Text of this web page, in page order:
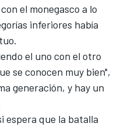
el monegasco a lo
inferiores había
el uno con el otro
se conocen muy bien",
generación, y hay un
espera que la batalla